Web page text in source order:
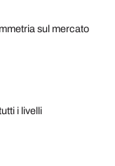
sul mercato
i livelli